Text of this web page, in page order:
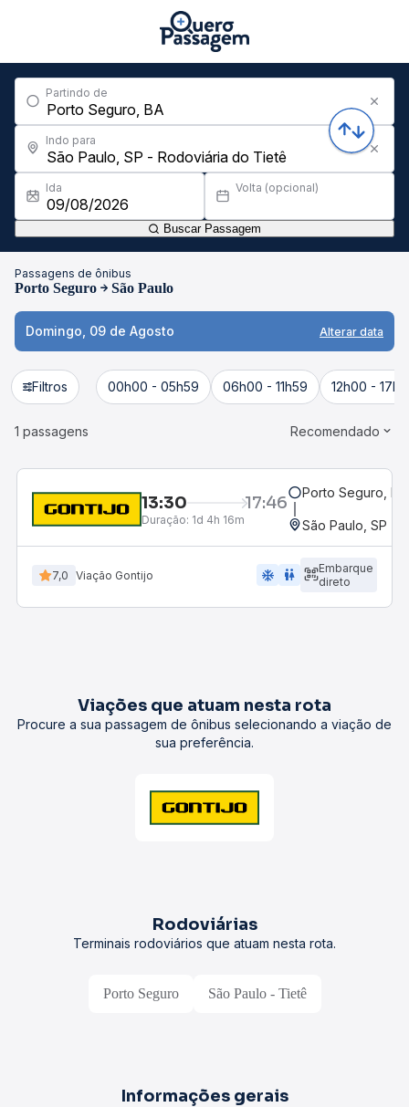
Partindo de
Indo para
Ida Volta (opcional)
Buscar Passagem
Passagens de ônibus
Porto Seguro São Paulo
Domingo, 09 de Agosto Alterar data
Filtros 00h00 - 05h59 06h00 - 11h59 12h00 -
1 passagens Recomendado
13:30 17:46
Duração: 1d 4h 16m
Porto Seguro, BA
São Paulo, SP -
7,0 Viação Gontijo ac_unit wc
Embarque
direto
Viações que atuam nesta rota
Procure a sua passagem de ônibus selecionando a viação de
sua preferência.
Rodoviárias
Terminais rodoviários que atuam nesta rota.
Porto Seguro São Paulo - Tietê
Informações gerais